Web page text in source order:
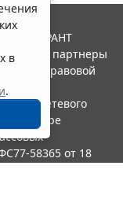
в
.
ГАРАНТ
и ее партнеры
правовой
сетевого
в сфере
58365 от 18